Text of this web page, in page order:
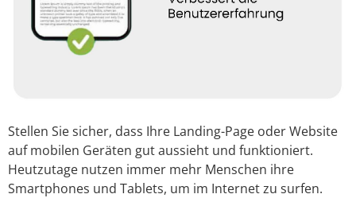
Stellen Sie sicher, dass Ihre Landing-Page oder Website
auf mobilen Geräten gut aussieht und funktioniert.
Heutzutage nutzen immer mehr Menschen ihre
Smartphones und Tablets, um im Internet zu surfen.